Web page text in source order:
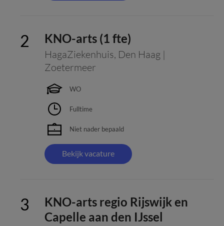
KNO-arts (1 fte)
HagaZiekenhuis, Den Haag |
Zoetermeer
WO
Fulltime
Niet nader bepaald
Bekijk vacature
KNO-arts regio Rijswijk en
Capelle aan den IJssel